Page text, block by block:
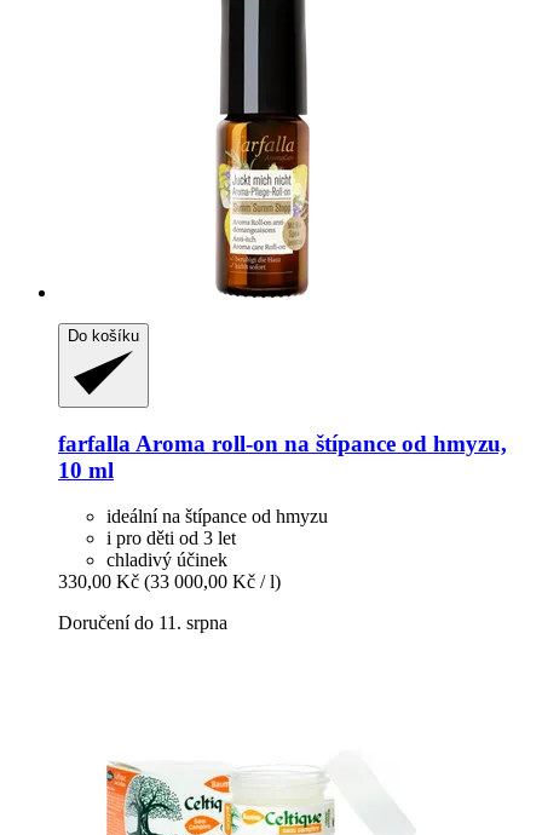
Do košíku
farfalla Aroma roll-​on na štípance od hmyzu,
10 ml
ideální na štípance od hmyzu
i pro děti od 3 let
chladivý účinek
330,00 Kč (33 000,00 Kč / l)
Doručení do 11. srpna